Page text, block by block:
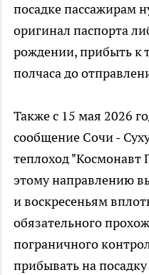
посадке пассажирам
оригинал паспорта
рождении, прибыть к
полчаса до
Также с 15 мая 2026
сообщение Сочи -
теплоход "Космонавт
этому направлению
и воскресеньям
обязательного
пограничного
прибывать на